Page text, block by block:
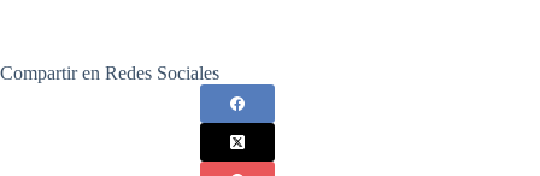
Compartir en Redes Sociales